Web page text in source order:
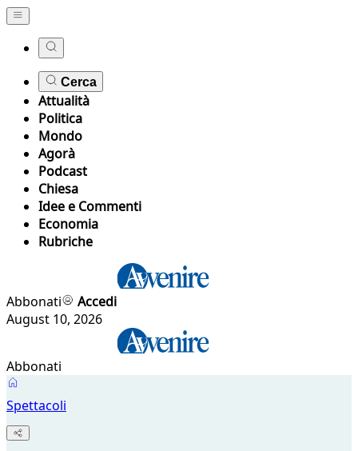
Cerca
Attualità
Politica
Mondo
Agorà
Podcast
Chiesa
Idee e Commenti
Economia
Rubriche
Abbonati
Accedi
August 10, 2026
Abbonati
Spettacoli